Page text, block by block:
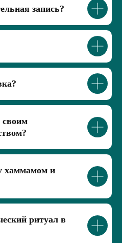
запись?
хаммамом и
ритуал в